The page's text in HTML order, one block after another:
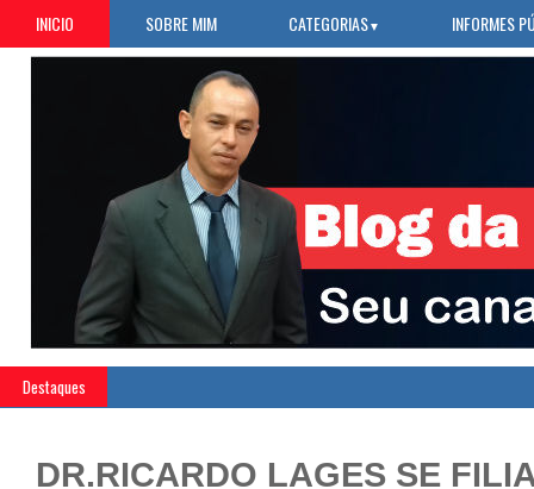
INICIO SOBRE MIM CATEGORIAS▼ INFORMES
Destaques
DR.RICARDO LAGES SE